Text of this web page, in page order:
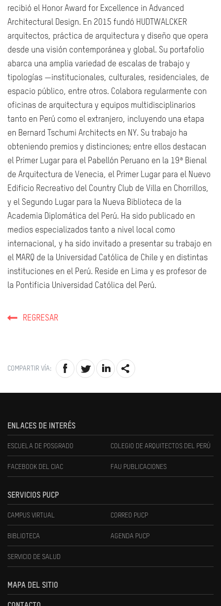
recibió el Honor Award for Excellence in Advanced
Architectural Design. En 2015 fundó HUDTWALCKER
arquitectos, práctica de arquitectura y diseño que opera
desde una visión contemporánea y global. Su portafolio
abarca una amplia variedad de escalas de trabajo y
tipologías —institucionales, culturales, residenciales, de
espacio público, entre otros. Colabora regularmente con
oficinas de arquitectura y equipos multidisciplinarios
tanto en Perú como el extranjero, incluyendo una etapa
en Bernard Tschumi Architects en NY. Su trabajo ha
obteniendo premios y distinciones; entre ellos destacan
el Primer Lugar para el Pabellón Peruano en la 19ª Bienal
de Arquitectura de Venecia, el Primer Lugar para el Nuevo
Edificio Recreativo del Country Club de Villa en Chorrillos,
y el Segundo Lugar para la Nueva Biblioteca de la
Academia Diplomática del Perú. Ha sido publicado en
medios especializados tanto a nivel local como
internacional, y ha sido invitado a presentar su trabajo en
el MARQ de la Universidad Católica de Chile y en distintas
instituciones en el Perú. Reside en Lima y es profesor de
la Pontificia Universidad Católica del Perú.
REGRESAR
COMPARTIR VÍA:
ENLACES DE INTERÉS
ESCUELA DE POSGRADO COLEGIO DE ARQUITECTOS DEL PERÚ
FACEBOOK DEL CIAC FAU PUBLICACIONES
SERVICIOS PUCP
CAMPUS VIRTUAL CORREO PUCP
BIBLIOTECA AGENDA PUCP
SERVICIO DE SALUD
MAPA DEL SITIO